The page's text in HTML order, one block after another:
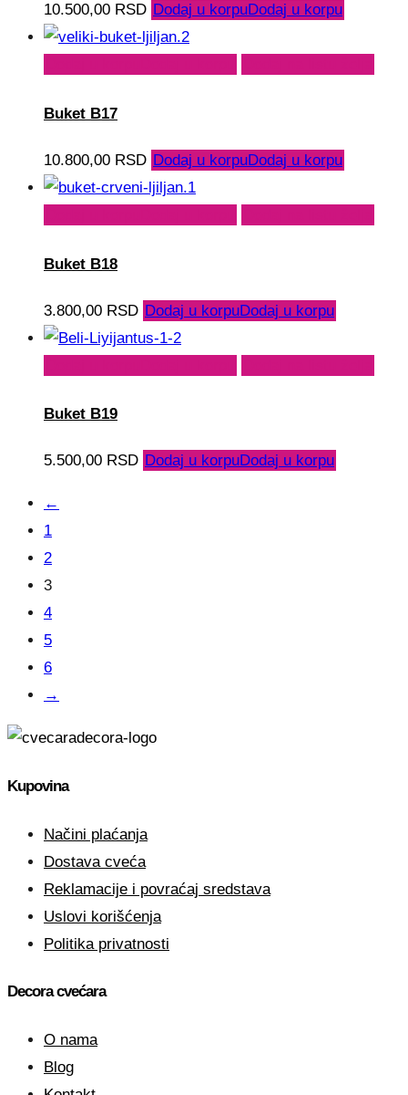
10.500,00 RSD Dodaj u korpuDodaj u korpu
Buket B17
10.800,00 RSD Dodaj u korpuDodaj u korpu
Buket B18
3.800,00 RSD Dodaj u korpuDodaj u korpu
Buket B19
5.500,00 RSD Dodaj u korpuDodaj u korpu
←
1
2
3
4
5
6
→
Kupovina
Načini plaćanja
Dostava cveća
Reklamacije i povraćaj sredstava
Uslovi korišćenja
Politika privatnosti
Decora cvećara
O nama
Blog